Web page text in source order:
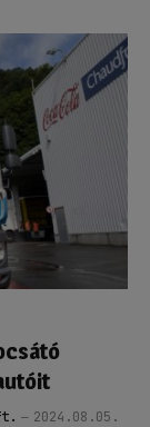
2024.08.05.